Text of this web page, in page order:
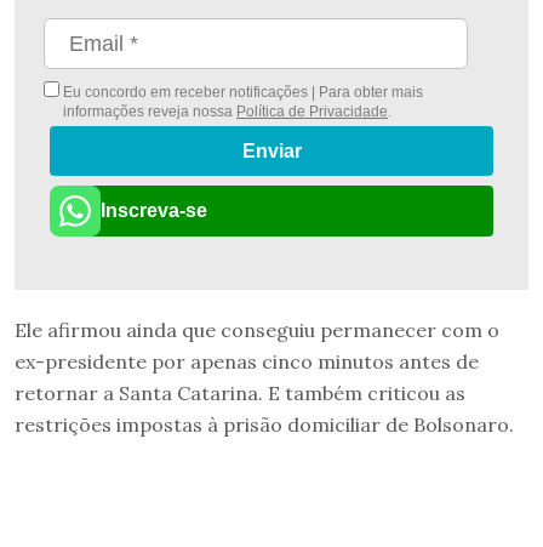
Eu concordo em receber notificações | Para obter mais
informações reveja nossa Política de Privacidade.
Enviar
Inscreva-se
Ele afirmou ainda que conseguiu permanecer com o
ex-presidente por apenas cinco minutos antes de
retornar a Santa Catarina. E também criticou as
restrições impostas à prisão domiciliar de Bolsonaro.